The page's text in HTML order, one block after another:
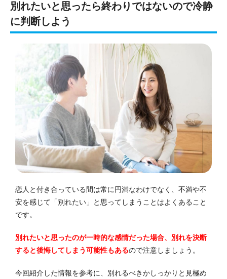
別れたいと思ったら終わりではないので冷静
に判断しよう
恋人と付き合っている間は常に円満なわけでなく、不満や不
安を感じて「別れたい」と思ってしまうことはよくあること
です。
別れたいと思ったのが一時的な感情だった場合、別れを決断
すると後悔してしまう可能性もあるので注意しましょう。
今回紹介した情報を参考に、別れるべきかしっかりと見極め